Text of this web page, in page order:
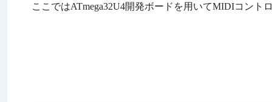
ここではATmega32U4開発ボードを用いてMIDIコン